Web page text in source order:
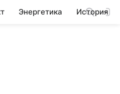
Энергетика История